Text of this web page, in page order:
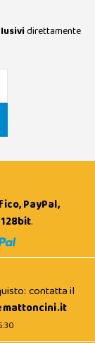
direttamente
PayPal,
.
contatta il